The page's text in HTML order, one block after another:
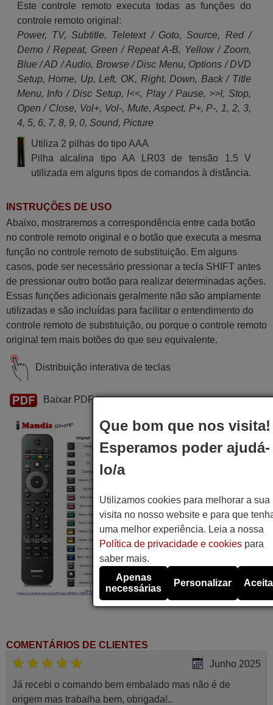
Este controle remoto executa todas as funções do
controle remoto original:
Power, TV, Subtitle, Teletext / Goto, Source, Red /
Demo / Repeat, Green / Repeat A-B, Yellow / Zoom,
Blue / AD / Audio, Browse / Disc Menu, Options / DVD
Setup, Home, Up, Left, OK, Right, Down, Back / Title
Menu, Info / Disc Setup, I<<, Play / Pause, >>I, Stop,
Open / Close, Vol+, Vol-, Mute, Aspect, P+, P-, 1, 2, 3,
4, 5, 6, 7, 8, 9, 0, Sound, Picture
Utiliza 2 pilhas do tipo AAA
Pilha alcalina tipo AA LR03 de tensão 1.5 V
utilizada em alguns tipos de comandos à distância.
INSTRUÇÕES DE USO
Abaixo, mostraremos a correspondência entre cada botão
no controle remoto original e o botão que executa a mesma
função no controle remoto de substituição. Em alguns
casos, pode ser necessário pressionar a tecla SHIFT antes
de pressionar outro botão para realizar determinadas ações.
Essas funções adicionais geralmente não são amplamente
utilizadas e são incluídas para facilitar o entendimento do
controle remoto de substituição, ou porque o controle remoto
original tem mais botões do que seu equivalente.
Distribuição interativa de teclas
Baixar PDF
COMENTÁRIOS DE CLIENTES
Junho 2025
Já recebi o comando bem embalado mas não é de
origem mas trabalha bem, obrigada!..
Que bom que nos visita!
Esperamos poder ajudá-
lo/a
Utilizamos cookies para melhorar a sua
visita no nosso website e para que
uma melhor experiência. Leia a nossa
Política de privacidade e cookiespara
saber mais.
Apenas
necessárias
Personalizar